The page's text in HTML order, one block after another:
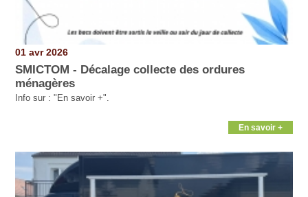
01 avr 2026
SMICTOM - Décalage collecte des ordures
ménagères
Info sur : "En savoir +".
En savoir +